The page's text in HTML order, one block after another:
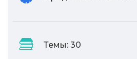
Темы: 30